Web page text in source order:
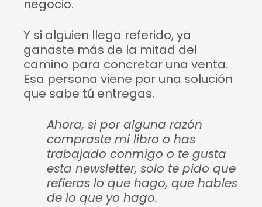
negocio.
Y si alguien llega referido, ya
ganaste más de la mitad del
camino para concretar una venta.
Esa persona viene por una solución
que sabe tú entregas.
Ahora, si por alguna razón
compraste mi libro o has
trabajado conmigo o te gusta
esta newsletter, solo te pido que
refieras lo que hago, que hables
de lo que yo hago.